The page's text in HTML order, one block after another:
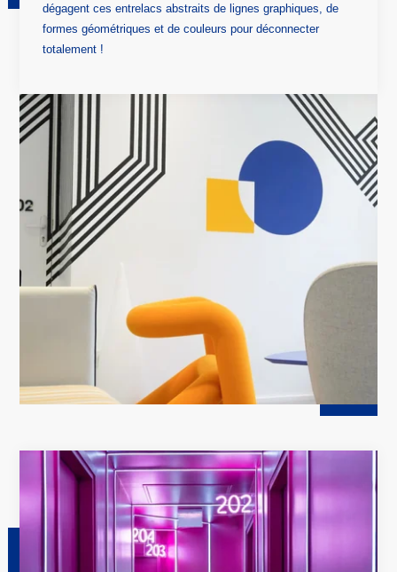
dégagent ces entrelacs abstraits de lignes graphiques, de
formes géométriques et de couleurs pour déconnecter
totalement !